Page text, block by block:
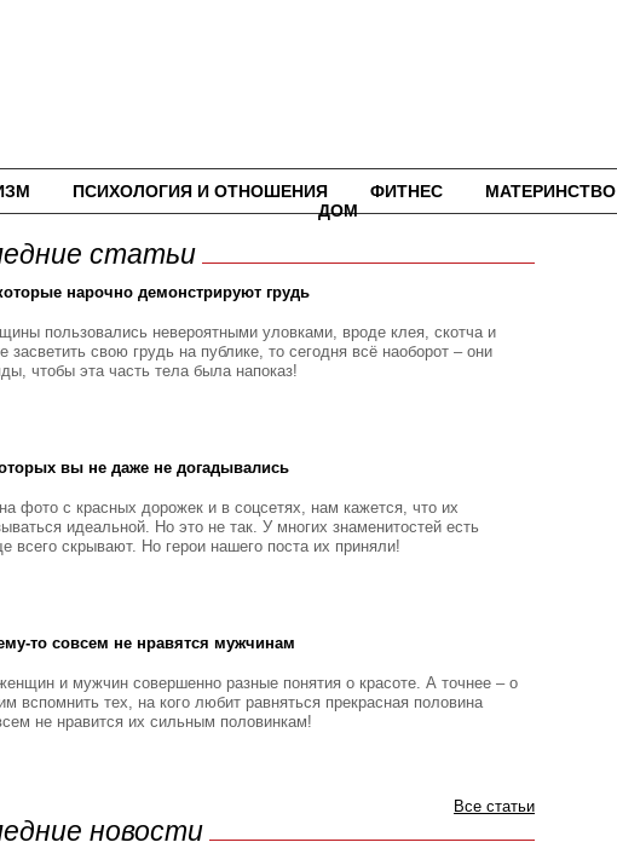
ПСИХОЛОГИЯ И ОТНОШЕНИЯ ФИТНЕС МАТЕРИНСТВО
ДОМ
статьи
нарочно демонстрируют грудь
пользовались невероятными уловками, вроде клея, скотча и
засветить свою грудь на публике, то сегодня всё наоборот – они
чтобы эта часть тела была напоказ!
вы не даже не догадывались
фото с красных дорожек и в соцсетях, нам кажется, что их
идеальной. Но это не так. У многих знаменитостей есть
всего скрывают. Но герои нашего поста их приняли!
то совсем не нравятся мужчинам
и мужчин совершенно разные понятия о красоте. А точнее – о
вспомнить тех, на кого любит равняться прекрасная половина
не нравится их сильным половинкам!
Все статьи
новости